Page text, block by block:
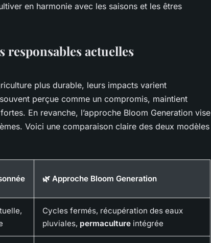
en harmonie avec les saisons et les êtres
responsables actuelles
plus durable, leurs impacts varient
perçue comme un compromis, maintient
En revanche, l’approche Bloom Generation vise
Voici une comparaison claire des deux modèles
🌿 Approche Bloom Generation
Cycles fermés, récupération des eaux
pluviales, permaculture intégrée